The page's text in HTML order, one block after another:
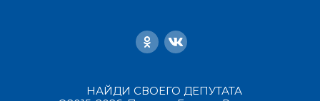
НАЙДИ СВОЕГО ДЕПУТАТА